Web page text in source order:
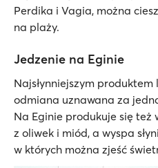
Perdika i Vagia, można
na plaży.
Jedzenie na Eginie
Najsłynniejszym produktem
odmiana uznawana za
Na Eginie produkuje się też
z oliwek i miód, a wyspa
w których można zjeść